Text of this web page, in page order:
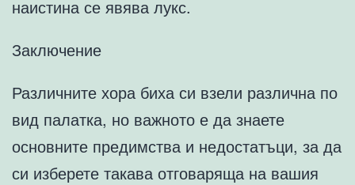
наистина се явява лукс.
Заключение
Различните хора биха си взели различна по
вид палатка, но важното е да знаете
основните предимства и недостатъци, за да
си изберете такава отговаряща на вашия